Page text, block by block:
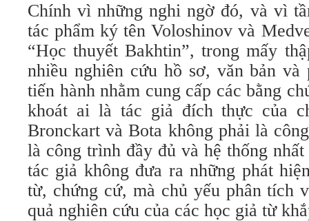
Chính vì những nghi ngờ đó, và vì
tác phẩm ký tên Voloshinov và
“Học thuyết Bakhtin”, trong mấy
nhiều nghiên cứu hồ sơ, văn bản và
tiến hành nhằm cung cấp các bằng
khoát ai là tác giả đích thực của
Bronckart và Bota không phải là
là công trình đầy đủ và hệ thống
tác giả không đưa ra những phát
từ, chứng cứ, mà chủ yếu phân tích
quả nghiên cứu của các học giả từ